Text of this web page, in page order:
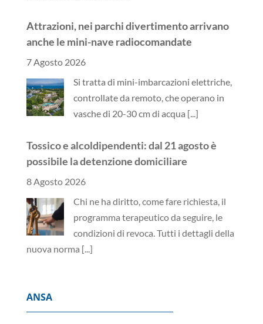
Attrazioni, nei parchi divertimento arrivano
anche le mini-nave radiocomandate
7 Agosto 2026
Si tratta di mini-imbarcazioni elettriche,
controllate da remoto, che operano in
vasche di 20-30 cm di acqua [...]
Tossico e alcoldipendenti: dal 21 agosto è
possibile la detenzione domiciliare
8 Agosto 2026
Chi ne ha diritto, come fare richiesta, il
programma terapeutico da seguire, le
condizioni di revoca. Tutti i dettagli della
nuova norma [...]
ANSA